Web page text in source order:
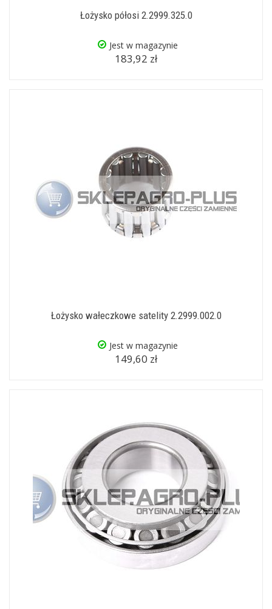
Łożysko półosi 2.2999.325.0
Jest w magazynie
183,92 zł
Łożysko wałeczkowe satelity 2.2999.002.0
Jest w magazynie
149,60 zł